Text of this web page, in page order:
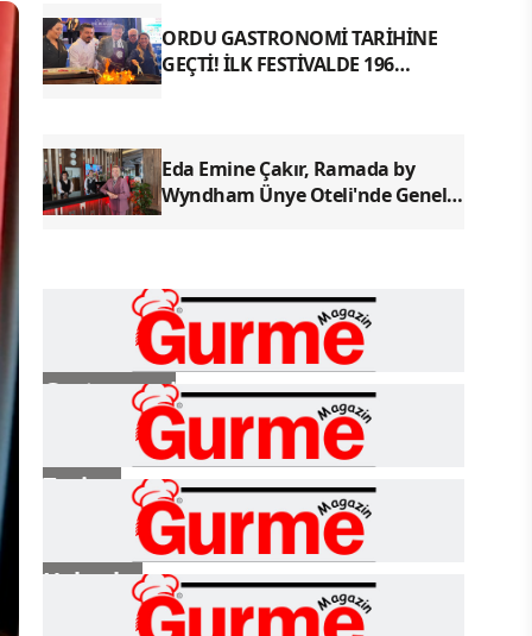
ORDU GASTRONOMİ TARİHİNE
GEÇTİ! İLK FESTİVALDE 196
Eda Emine Çakır, Ramada by
Wyndham Ünye Oteli'nde Genel
Gastronomi
Turizm
Haberler